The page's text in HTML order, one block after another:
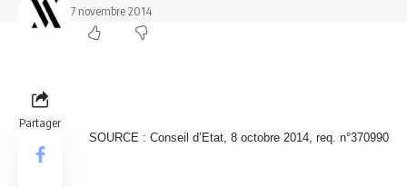
7 novembre 2014
Partager
SOURCE : Conseil d’Etat, 8 octobre 2014, req. n°370990